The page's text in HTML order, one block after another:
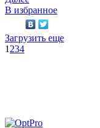
В избранное
Загрузить еще
1 234